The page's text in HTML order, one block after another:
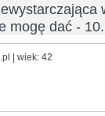
mogę dać -
| wiek: 42